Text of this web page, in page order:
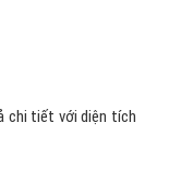
chi tiết với diện tích